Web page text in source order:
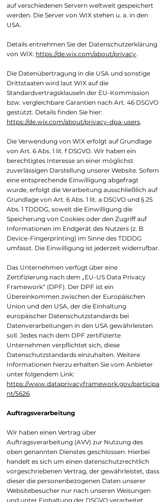
auf verschiedenen Servern weltweit gespeichert
werden. Die Server von WIX stehen u. a. in den
USA.
Details entnehmen Sie der Datenschutzerklärung
von WIX: https://de.wix.com/about/privacy.
Die Datenübertragung in die USA und sonstige
Drittstaaten wird laut WIX auf die
Standardvertragsklauseln der EU-Kommission
bzw. vergleichbare Garantien nach Art. 46 DSGVO
gestützt. Details finden Sie hier:
https://de.wix.com/about/privacy-dpa-users.
Die Verwendung von WIX erfolgt auf Grundlage
von Art. 6 Abs. 1 lit. f DSGVO. Wir haben ein
berechtigtes Interesse an einer möglichst
zuverlässigen Darstellung unserer Website. Sofern
eine entsprechende Einwilligung abgefragt
wurde, erfolgt die Verarbeitung ausschließlich auf
Grundlage von Art. 6 Abs. 1 lit. a DSGVO und § 25
Abs. 1 TDDDG, soweit die Einwilligung die
Speicherung von Cookies oder den Zugriff auf
Informationen im Endgerät des Nutzers (z. B.
Device-Fingerprinting) im Sinne des TDDDG
umfasst. Die Einwilligung ist jederzeit widerrufbar.
Das Unternehmen verfügt über eine
Zertifizierung nach dem „EU-US Data Privacy
Framework“ (DPF). Der DPF ist ein
Übereinkommen zwischen der Europäischen
Union und den USA, der die Einhaltung
europäischer Datenschutzstandards bei
Datenverarbeitungen in den USA gewährleisten
soll. Jedes nach dem DPF zertifizierte
Unternehmen verpflichtet sich, diese
Datenschutzstandards einzuhalten. Weitere
Informationen hierzu erhalten Sie vom Anbieter
unter folgendem Link:
https://www.dataprivacyframework.gov/participa
nt/5626.
Auftragsverarbeitung
Wir haben einen Vertrag über
Auftragsverarbeitung (AVV) zur Nutzung des
oben genannten Dienstes geschlossen. Hierbei
handelt es sich um einen datenschutzrechtlich
vorgeschriebenen Vertrag, der gewährleistet, dass
dieser die personenbezogenen Daten unserer
Websitebesucher nur nach unseren Weisungen
und unter Einhaltung der DSGVO verarbeitet.